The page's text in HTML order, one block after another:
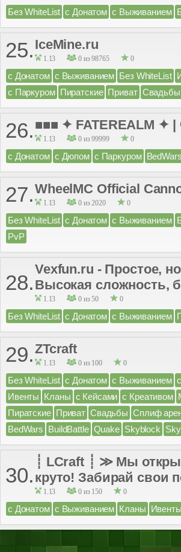
Без WhiteList с Донатом с Выживанием
25. IceMine.ru
1.13 0 из 98765 0
с Донатом с Выживанием Без WhiteList
с Паркуром Пиратские Приват Свадьбы
26. ■■■ ✦ FATEREALM
1.13 0 из 99999 0
с Донатом с Дюпом с Паркуром BedWars
27.WheelMC Official
1.13 0 из 2020 0
Без WhiteList с Донатом с Выживанием
PvP
28.
Vexfun.ru - Простое,
Высокая сложность,
1.13 0 из 50 0
Без WhiteList с Донатом с Выживанием
29.ZTcraft
1.13 0 из 100 0
Без WhiteList с Донатом с Выживанием
Ивенты Кланы с Кейсами с Креативом
Пиратские Приват Свадьбы Сплиф
BedWars BuildBattle Quake Skyblock
30.
┊ LCraft ┊ ≫ Мы
круто! Забирай свои
1.13 0 из 150 0
с Донатом с Выживанием Кланы Ивенты